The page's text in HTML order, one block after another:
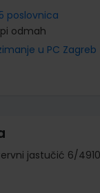
poslovnica
odmah
u PC Zagreb
jastučić 6/